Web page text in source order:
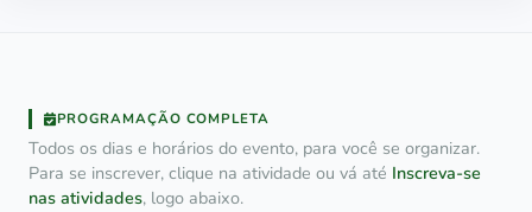
PROGRAMAÇÃO COMPLETA
Todos os dias e horários do evento, para você se organizar.
Para se inscrever, clique na atividade ou vá até Inscreva-se
nas atividades, logo abaixo.